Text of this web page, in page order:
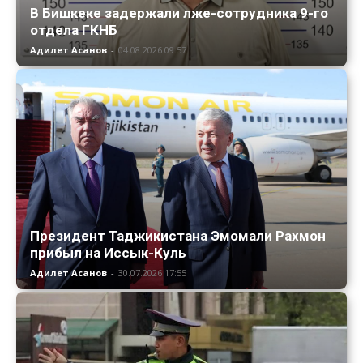
В Бишкеке задержали лже-сотрудника 9-го
отдела ГКНБ
Адилет Асанов - 04.08.2026 09:57
Президент Таджикистана Эмомали Рахмон
прибыл на Иссык-Куль
Адилет Асанов - 30.07.2026 17:55